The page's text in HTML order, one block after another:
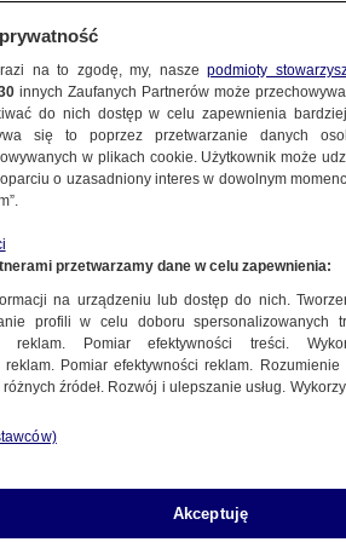
nie otrzymujemy
administracji informacji
obszarów
zgodził się na ograniczenie
religijnych. "Konstytucja
na to zgodę, my, naszepodmioty
innych Zaufanych Partnerów może
do nich dostęp w celu zapewnienia
się to poprzez przetwarzanie danych
w plikach cookie. Użytkownik może
o uzasadniony interes w dowolnym
przetwarzamy dane w celu zapewnienia:
na urządzeniu lub dostęp do nich.
profili w celu doboru spersonalizowanych
reklam. Pomiar efektywności treści.
reklam. Pomiar efektywności reklam.
źródeł. Rozwój i ulepszanie usług.
Akceptuję